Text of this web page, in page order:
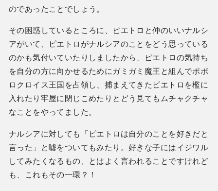
のであったことでしょう。
その困惑しているところに、ピエトロと仲のいいナルシ
アがいて、ピエトロがナルシアのことをどう思っている
のかも気付いていたりしましたから、ピエトロの気持ち
を自分の方に向かせるためにガミガミ魔王と組んでポポ
ロクロイス王国を占領し、捕まえてきたピエトロを檻に
入れたり牢屋に閉じこめたりとどう見てもムチャクチャ
なことをやってました。
ナルシアに対しても「ピエトロは自分のことを好きだと
言った」と嘘をついてもみたり。好きな子にはイジワル
してみたくなるもの、とはよく言われることですけれど
も、これもその一環？！